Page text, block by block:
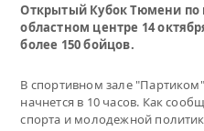
Открытый Кубок Тюмени по
областном центре 14
более 150 бойцов.
В спортивном зале
начнется в 10 часов. Как
спорта и молодежной